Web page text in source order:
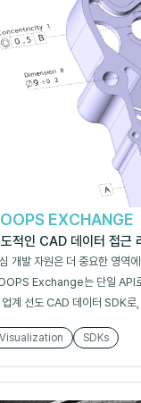
EXCHANGE
적인 CAD 데이터 접근
개발 자원은 더 중요한 영역
Exchange는 단일 API
계 선도 CAD 데이터 SDK로
Visualization SDKs